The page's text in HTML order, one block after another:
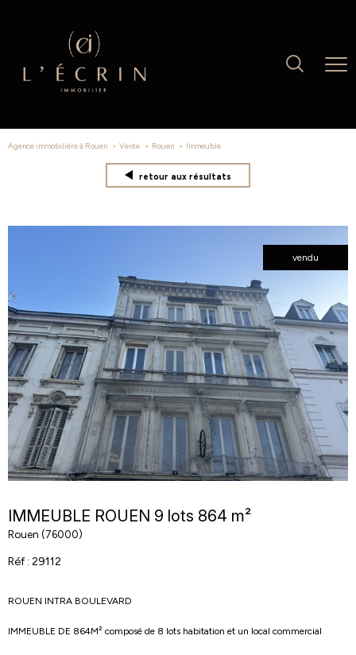
Agence immobilière à Rouen Vente Rouen immeuble
retour aux résultats
vendu
IMMEUBLE ROUEN 9 lots 864 m²
Rouen (76000)
Réf : 29112
ROUEN INTRA BOULEVARD
IMMEUBLE DE 864M² composé de 8 lots habitation et un local commercial